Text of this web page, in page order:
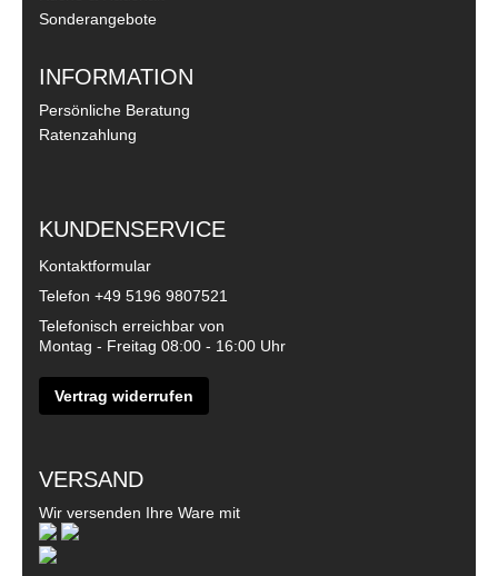
Sonderangebote
INFORMATION
Persönliche Beratung
Ratenzahlung
KUNDENSERVICE
Kontaktformular
Telefon +49 5196 9807521
Telefonisch erreichbar von
Montag - Freitag 08:00 - 16:00 Uhr
Vertrag widerrufen
VERSAND
Wir versenden Ihre Ware mit